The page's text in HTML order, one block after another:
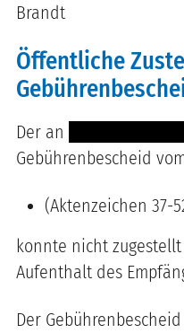
Brandt
Öffentliche
Der an
Gebührenbescheid
(Aktenzeichen 37-
konnte nicht
Aufenthalt des
Der